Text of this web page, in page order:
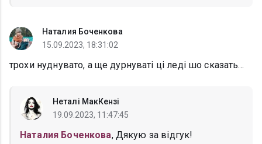
Наталия Боченкова
15.09.2023, 18:31:02
трохи нуднувато, а ще дурнуваті ці леді шо сказать...
Неталі МакКензі
19.09.2023, 11:47:45
Наталия Боченкова, Дякую за відгук!